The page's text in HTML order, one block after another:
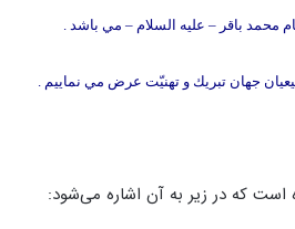
محمد باقر – عليه السلام – مي باشد .
جهان تبريك و تهنيّت عرض مي نمايیم .
که در زیر به آن اشاره می‌شود: